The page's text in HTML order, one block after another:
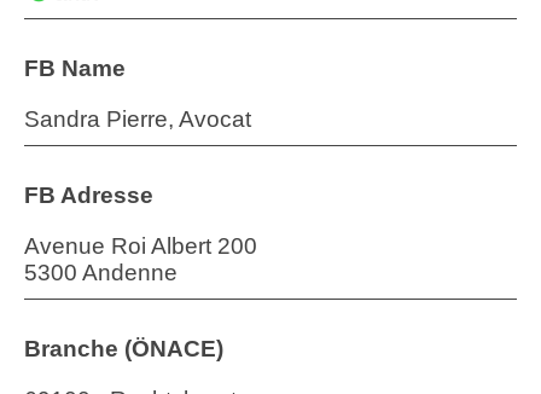
FB Name
Sandra Pierre, Avocat
FB Adresse
Avenue Roi Albert 200
5300 Andenne
Branche (ÖNACE)